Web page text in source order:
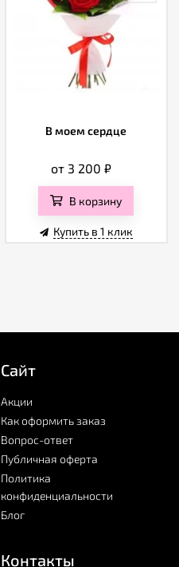
В моем сердце
от 3 200₽
В корзину
Купить в 1 клик
Сайт
Акции
Как оформить заказ
Вопрос-ответ
Публичная оферта
Политика
конфиденциальности
Блог
Контакты